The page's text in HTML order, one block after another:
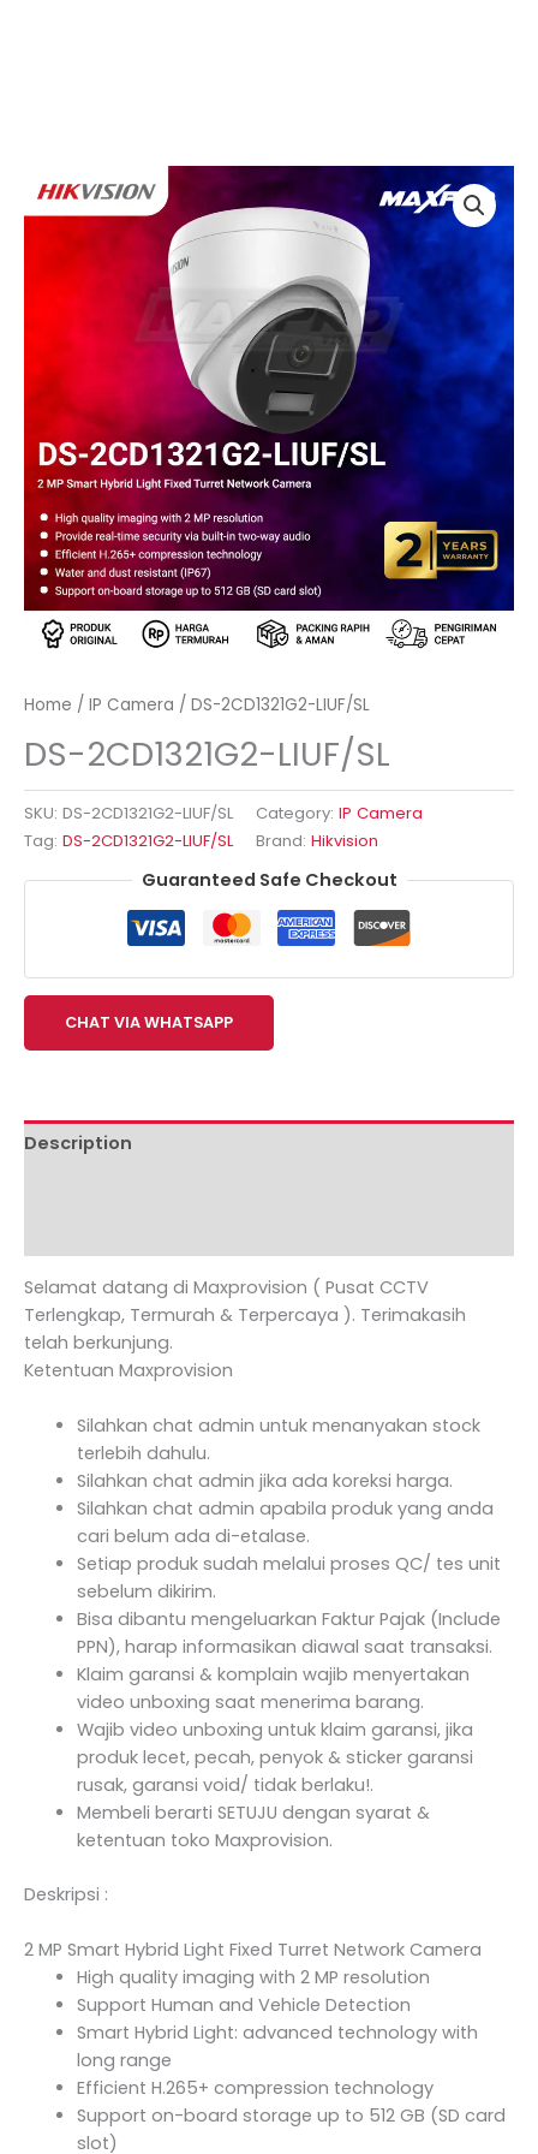
Home / IP Camera / DS-2CD1321G2-LIUF/SL
DS-2CD1321G2-LIUF/SL
SKU: DS-2CD1321G2-LIUF/SL Category: IP Camera
Tag: DS-2CD1321G2-LIUF/SL Brand: Hikvision
Guaranteed Safe Checkout
CHAT VIA WHATSAPP
Description
Selamat datang di Maxprovision ( Pusat CCTV
Terlengkap, Termurah & Terpercaya ). Terimakasih
telah berkunjung.
Ketentuan Maxprovision
Silahkan chat admin untuk menanyakan stock
terlebih dahulu.
Silahkan chat admin jika ada koreksi harga.
Silahkan chat admin apabila produk yang anda
cari belum ada di-etalase.
Setiap produk sudah melalui proses QC/ tes unit
sebelum dikirim.
Bisa dibantu mengeluarkan Faktur Pajak (Include
PPN), harap informasikan diawal saat transaksi.
Klaim garansi & komplain wajib menyertakan
video unboxing saat menerima barang.
Wajib video unboxing untuk klaim garansi, jika
produk lecet, pecah, penyok & sticker garansi
rusak, garansi void/ tidak berlaku!.
Membeli berarti SETUJU dengan syarat &
ketentuan toko Maxprovision.
Deskripsi :
2 MP Smart Hybrid Light Fixed Turret Network Camera
High quality imaging with 2 MP resolution
Support Human and Vehicle Detection
Smart Hybrid Light: advanced technology with
long range
Efficient H.265+ compression technology
Support on-board storage up to 512 GB (SD card
slot)